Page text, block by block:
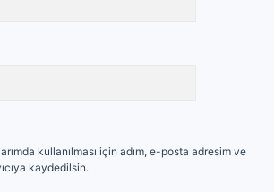
kullanılması için adım, e-posta adresim ve
kaydedilsin.